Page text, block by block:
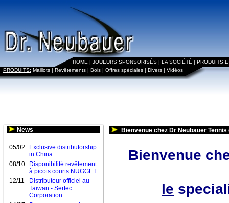
HOME | JOUEURS SPONSORISÉS | LA SOCIÉTÉ | PRODUITS
PRODUITS: Maillots | Revêtements | Bois | Offres spéciales | Divers | Vidéos
News
05/02
Exclusive distributorship
in China
08/10
Disponibilité revêtement
à picots courts NUGGET
12/11
Distributeur officiel au
Taiwan - Sertec
Corporation
Bienvenue chez Dr Neubauer Tennis
Bienvenue
le